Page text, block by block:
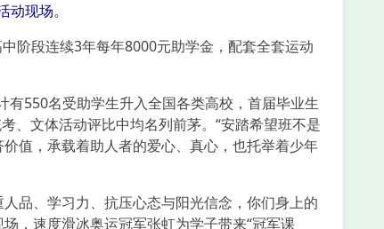
现场。
段连续3年每年8000元助学金，配套全套运动
550名受助学生升入全国各类高校，首届毕业生
、文体活动评比中均名列前茅。“安踏希望班不是
值，承载着助人者的爱心、真心，也托举着少年
品、学习力、抗压心态与阳光信念，你们身上的
，速度滑冰奥运冠军张虹为学子带来“冠军课